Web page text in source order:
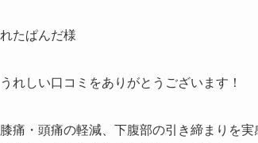
れたぱんだ様
うれしい口コミをありがとうございます！
膝痛・頭痛の軽減、下腹部の引き締まりを